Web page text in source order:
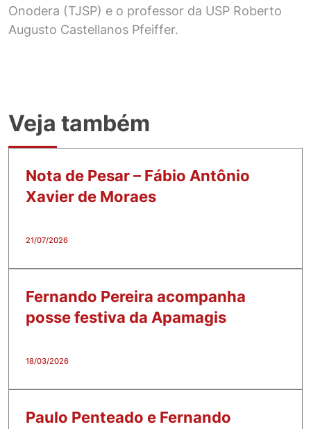
Onodera (TJSP) e o professor da USP Roberto
Augusto Castellanos Pfeiffer.
Veja também
Nota de Pesar – Fábio Antônio
Xavier de Moraes
21/07/2026
Fernando Pereira acompanha
posse festiva da Apamagis
18/03/2026
Paulo Penteado e Fernando